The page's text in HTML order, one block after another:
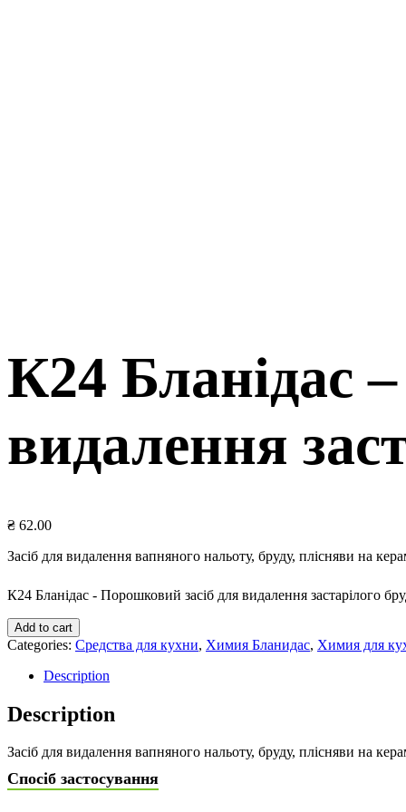
К24 Бланідас
видалення
₴ 62.00
Засіб для видалення вапняного нальоту, бруду, плісняви ​​на
К24 Бланідас - Порошковий засіб для видалення застарілого
Add to cart
Categories: Средства для кухни, Химия Бланидас, Химия для
Description
Description
Засіб для видалення вапняного нальоту, бруду, плісняви ​​на
Спосіб застосування